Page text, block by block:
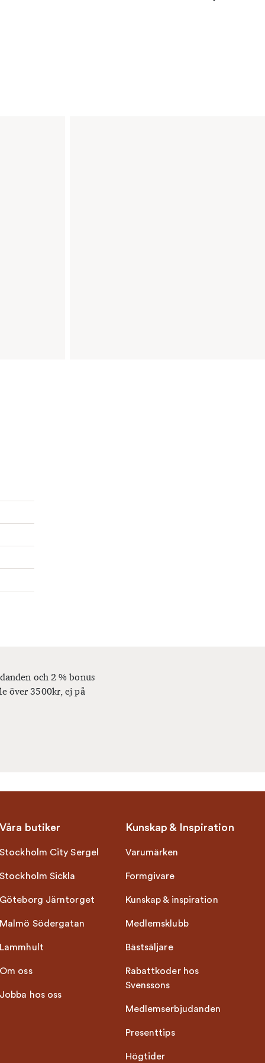
och 2 % bonus
över 3500kr, ej på
Våra butiker
Stockholm City Sergel
Stockholm Sickla
Göteborg Järntorget
Malmö Södergatan
Lammhult
Om oss
Jobba hos oss
Kunskap & Inspiration
Varumärken
Formgivare
Kunskap & inspiration
Medlemsklubb
Bästsäljare
Rabattkoder hos
Svenssons
Medlemserbjudanden
Presenttips
Högtider